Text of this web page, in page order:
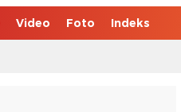
Video Foto Indeks